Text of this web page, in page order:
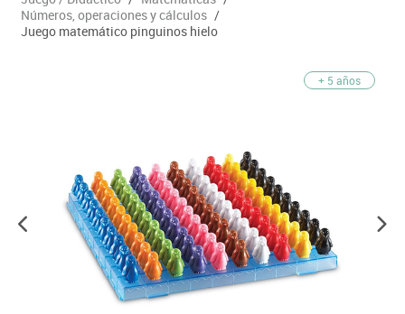
Números, operaciones y cálculos /
Juego matemático pinguinos hielo
+ 5 años